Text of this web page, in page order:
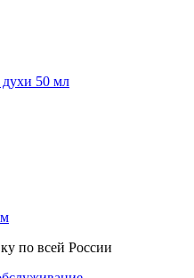
50 мл
по всей России